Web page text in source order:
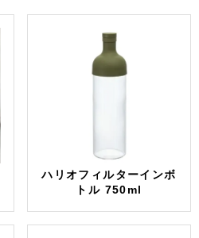
ハリオフィルターインボ
トル 750ml